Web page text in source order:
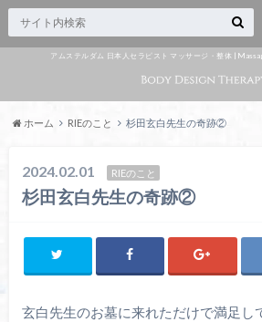
アムステルダム 日本人セラピスト マッサージ・整体 |
ホーム RIEのこと 杉田玄白先生の奇跡②
2024.02.01 RIEのこと
杉田玄白先生の奇跡②
玄白先生のお墓に来れただけで満足し